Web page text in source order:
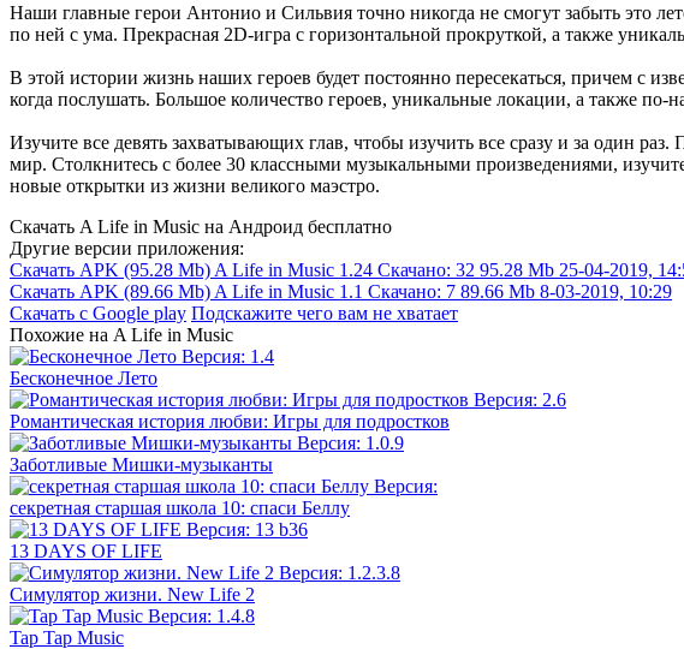
Наши главные герои Антонио и Сильвия точно никогда не смогут забыть это
по ней с ума. Прекрасная 2D-игра с горизонтальной прокруткой, а также
В этой истории жизнь наших героев будет постоянно пересекаться, причем с
когда послушать. Большое количество героев, уникальные локации, а также по-
Изучите все девять захватывающих глав, чтобы изучить все сразу и за один
мир. Столкнитесь с более 30 классными музыкальными произведениями,
новые открытки из жизни великого маэстро.
Скачать A Life in Music на Андроид бесплатно
Другие версии приложения:
Скачать APK (95.28 Mb) A Life in Music 1.24 Скачано: 32 95.28 Mb 25-04-2019,
Скачать APK (89.66 Mb) A Life in Music 1.1 Скачано: 7 89.66 Mb 8-03-2019, 10:29
Скачать с Google play Подскажите чего вам не хватает
Похожие на A Life in Music
Бесконечное Лето
Романтическая история любви: Игры для подростков
Заботливые Мишки-музыканты
секретная старшая школа 10: спаси Беллу
13 DAYS OF LIFE
Симулятор жизни. New Life 2
Tap Tap Music